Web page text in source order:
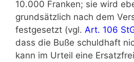
10.000 Franken; sie wird
grundsätzlich nach dem
festgesetzt (vgl. Art. 106
dass die Buße schuldhaft
kann im Urteil eine